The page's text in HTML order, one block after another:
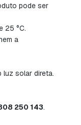
pode ser
25 °C.
a
luz solar direta.
250 143.